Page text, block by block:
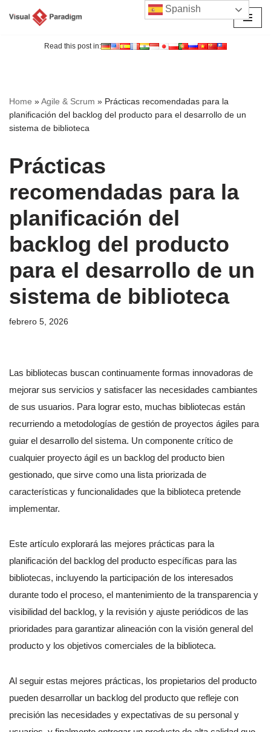
Read this post in:
Home »Agile & Scrum » Prácticas recomendadas para la
planificación del backlog del producto para el desarrollo de un
sistema de biblioteca
Prácticas
recomendadas para la
planificación del
backlog del producto
para el desarrollo de un
sistema de biblioteca
febrero 5, 2026
Las bibliotecas buscan continuamente formas innovadoras de
mejorar sus servicios y satisfacer las necesidades cambiantes
de sus usuarios. Para lograr esto, muchas bibliotecas están
recurriendo a metodologías de gestión de proyectos ágiles para
guiar el desarrollo del sistema. Un componente crítico de
cualquier proyecto ágil es un backlog del producto bien
gestionado, que sirve como una lista priorizada de
características y funcionalidades que la biblioteca pretende
implementar.
Este artículo explorará las mejores prácticas para la
planificación del backlog del producto específicas para las
bibliotecas, incluyendo la participación de los interesados
durante todo el proceso, el mantenimiento de la transparencia y
visibilidad del backlog, y la revisión y ajuste periódicos de las
prioridades para garantizar alineación con la visión general del
producto y los objetivos comerciales de la biblioteca.
Al seguir estas mejores prácticas, los propietarios del producto
pueden desarrollar un backlog del producto que refleje con
precisión las necesidades y expectativas de su personal y
Spanish